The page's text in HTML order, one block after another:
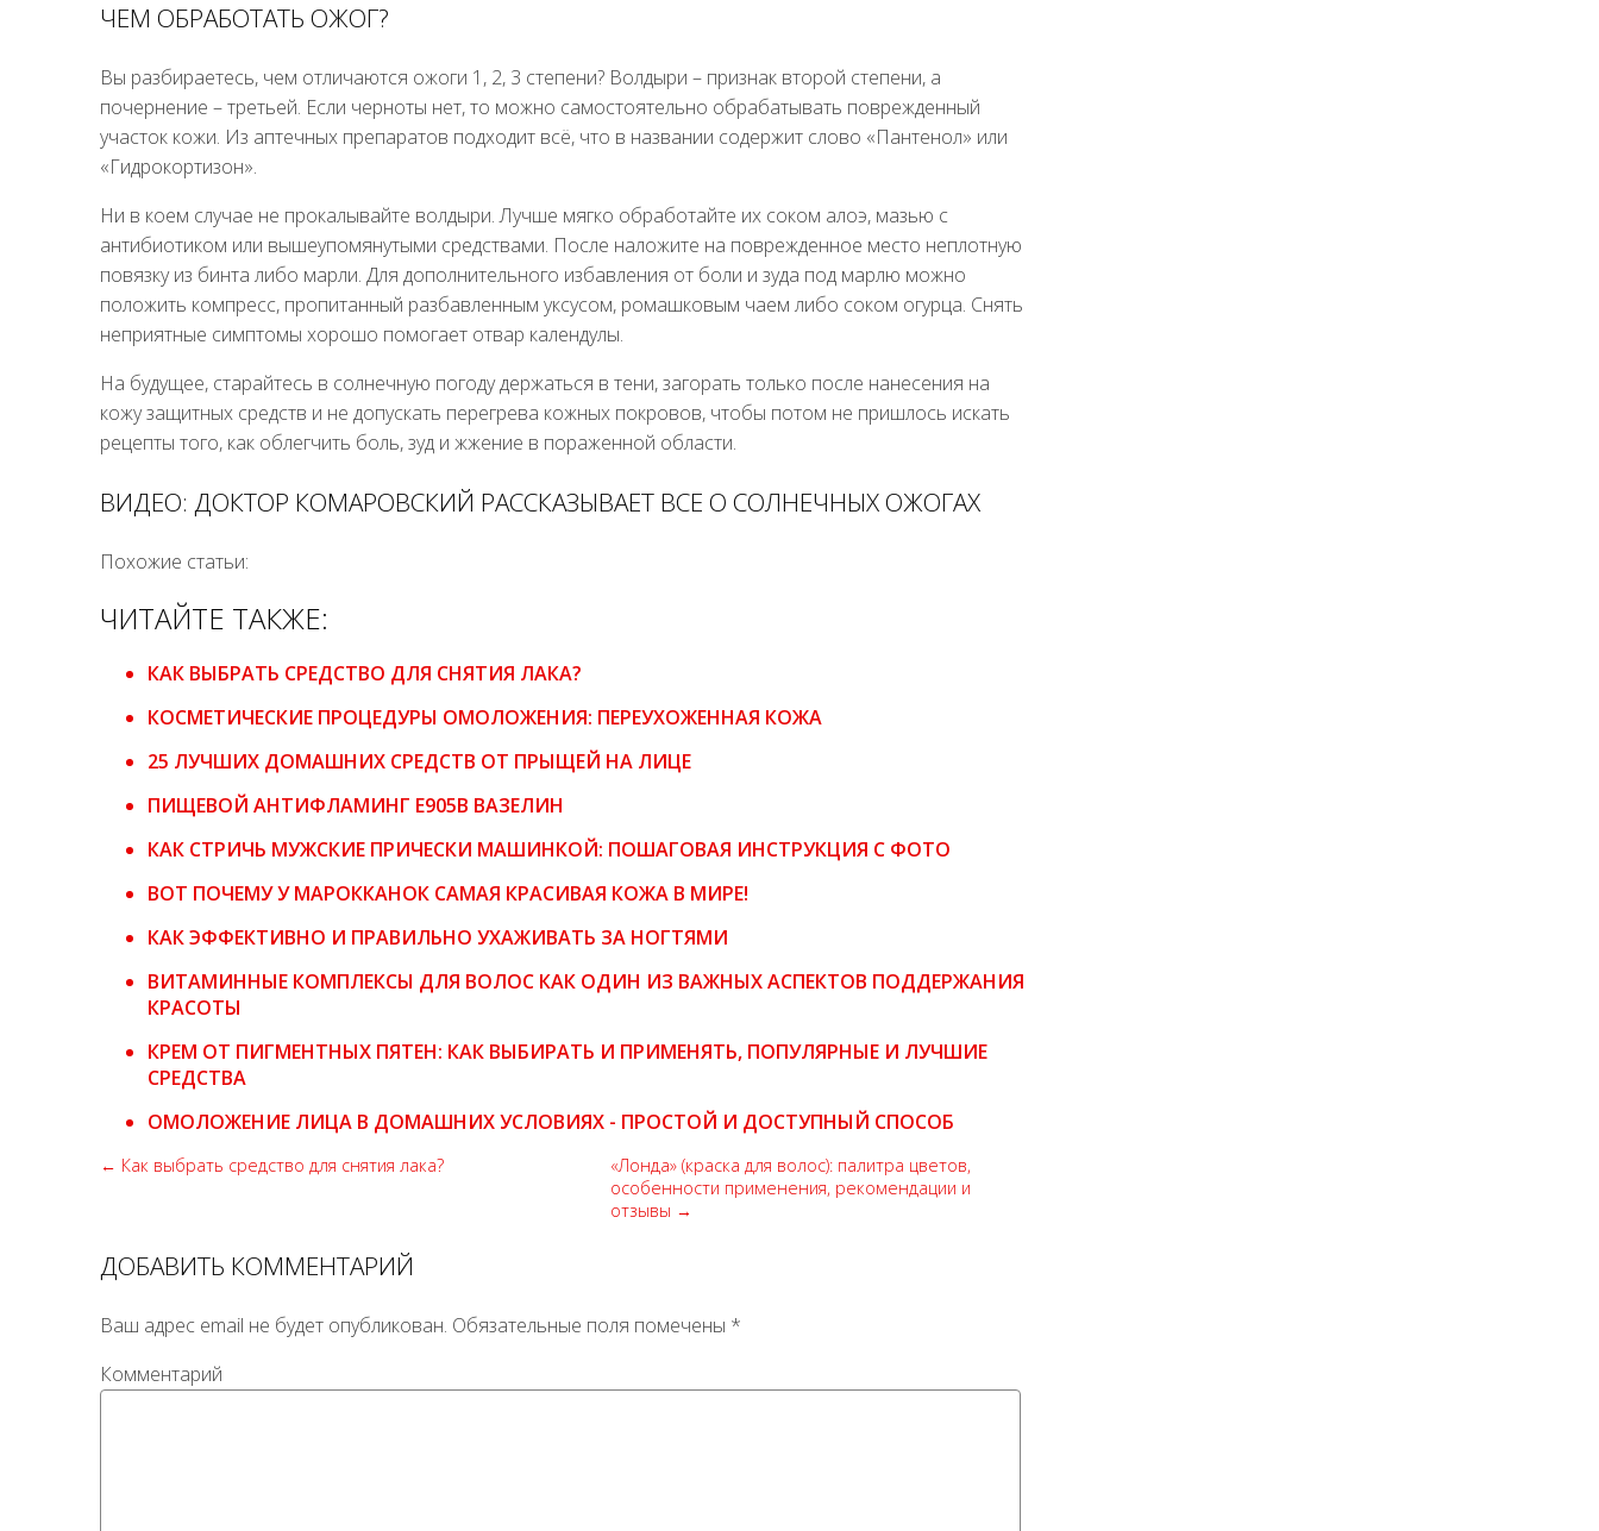
ЧЕМ ОБРАБОТАТЬ ОЖОГ?
Вы разбираетесь, чем отличаются ожоги 1, 2, 3 степени? Волдыри – признак второй степени, а
почернение – третьей. Если черноты нет, то можно самостоятельно обрабатывать поврежденный
участок кожи. Из аптечных препаратов подходит всё, что в названии содержит слово «Пантенол» или
«Гидрокортизон».
Ни в коем случае не прокалывайте волдыри. Лучше мягко обработайте их соком алоэ, мазью с
антибиотиком или вышеупомянутыми средствами. После наложите на поврежденное место неплотную
повязку из бинта либо марли. Для дополнительного избавления от боли и зуда под марлю можно
положить компресс, пропитанный разбавленным уксусом, ромашковым чаем либо соком огурца. Снять
неприятные симптомы хорошо помогает отвар календулы.
На будущее, старайтесь в солнечную погоду держаться в тени, загорать только после нанесения на
кожу защитных средств и не допускать перегрева кожных покровов, чтобы потом не пришлось искать
рецепты того, как облегчить боль, зуд и жжение в пораженной области.
ВИДЕО: ДОКТОР КОМАРОВСКИЙ РАССКАЗЫВАЕТ ВСЕ О СОЛНЕЧНЫХ ОЖОГАХ
Похожие статьи:
ЧИТАЙТЕ ТАКЖЕ:
КАК ВЫБРАТЬ СРЕДСТВО ДЛЯ СНЯТИЯ ЛАКА?
КОСМЕТИЧЕСКИЕ ПРОЦЕДУРЫ ОМОЛОЖЕНИЯ: ПЕРЕУХОЖЕННАЯ КОЖА
25 ЛУЧШИХ ДОМАШНИХ СРЕДСТВ ОТ ПРЫЩЕЙ НА ЛИЦЕ
ПИЩЕВОЙ АНТИФЛАМИНГ Е905B ВАЗЕЛИН
КАК СТРИЧЬ МУЖСКИЕ ПРИЧЕСКИ МАШИНКОЙ: ПОШАГОВАЯ ИНСТРУКЦИЯ С ФОТО
ВОТ ПОЧЕМУ У МАРОККАНОК САМАЯ КРАСИВАЯ КОЖА В МИРЕ!
КАК ЭФФЕКТИВНО И ПРАВИЛЬНО УХАЖИВАТЬ ЗА НОГТЯМИ
ВИТАМИННЫЕ КОМПЛЕКСЫ ДЛЯ ВОЛОС КАК ОДИН ИЗ ВАЖНЫХ АСПЕКТОВ ПОДДЕРЖАНИЯ
КРАСОТЫ
КРЕМ ОТ ПИГМЕНТНЫХ ПЯТЕН: КАК ВЫБИРАТЬ И ПРИМЕНЯТЬ, ПОПУЛЯРНЫЕ И ЛУЧШИЕ
СРЕДСТВА
ОМОЛОЖЕНИЕ ЛИЦА В ДОМАШНИХ УСЛОВИЯХ - ПРОСТОЙ И ДОСТУПНЫЙ СПОСОБ
← Как выбрать средство для снятия лака?
«Лонда» (краска для волос): палитра цветов,
особенности применения, рекомендации и
отзывы →
ДОБАВИТЬ КОММЕНТАРИЙ
Ваш адрес email не будет опубликован. Обязательные поля помечены *
Комментарий